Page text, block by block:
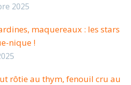
2025
maquereaux : les stars
nique !
rôtie au thym, fenouil cru au